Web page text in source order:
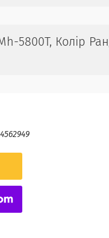
5800T, Колір